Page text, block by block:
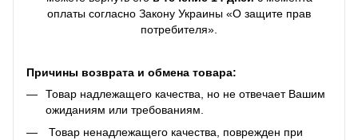
оплаты согласно Закону Украины «О защите прав
потребителя».
Причины возврата и обмена товара:
Товар надлежащего качества, но не отвечает Вашим
ожиданиям или требованиям.
Товар ненадлежащего качества, поврежден при